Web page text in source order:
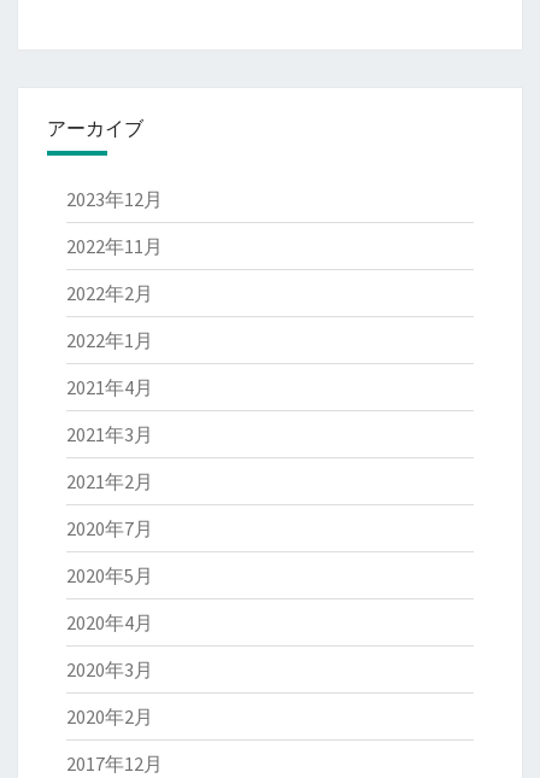
アーカイブ
2023年12月
2022年11月
2022年2月
2022年1月
2021年4月
2021年3月
2021年2月
2020年7月
2020年5月
2020年4月
2020年3月
2020年2月
2017年12月